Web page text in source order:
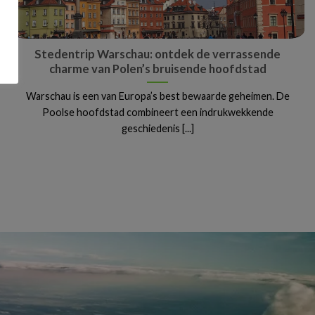
Stedentrip Warschau: ontdek de verrassende
charme van Polen’s bruisende hoofdstad
Warschau is een van Europa’s best bewaarde geheimen. De
Poolse hoofdstad combineert een indrukwekkende
geschiedenis [...]